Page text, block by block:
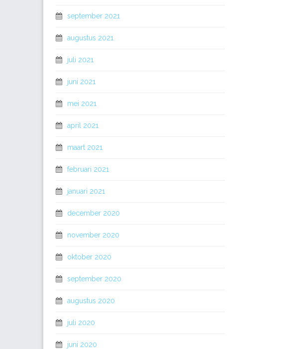
september 2021
augustus 2021
juli 2021
juni 2021
mei 2021
april 2021
maart 2021
februari 2021
januari 2021
december 2020
november 2020
oktober 2020
september 2020
augustus 2020
juli 2020
juni 2020